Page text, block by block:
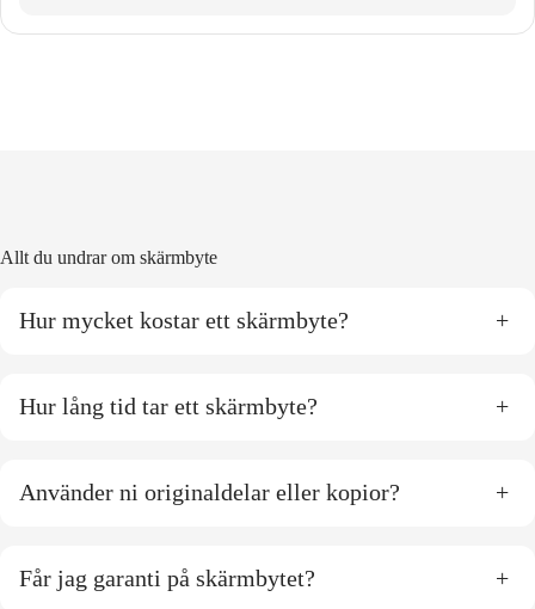
Allt du undrar om skärmbyte
Hur mycket kostar ett skärmbyte? +
Hur lång tid tar ett skärmbyte? +
Använder ni originaldelar eller kopior? +
Får jag garanti på skärmbytet? +